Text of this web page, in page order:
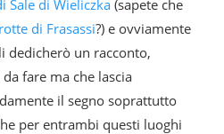
Sale di Wieliczka (sapete che
di Frasassi?) e ovviamente
dedicherò un racconto,
fare ma che lascia
il segno soprattutto
per entrambi questi luoghi